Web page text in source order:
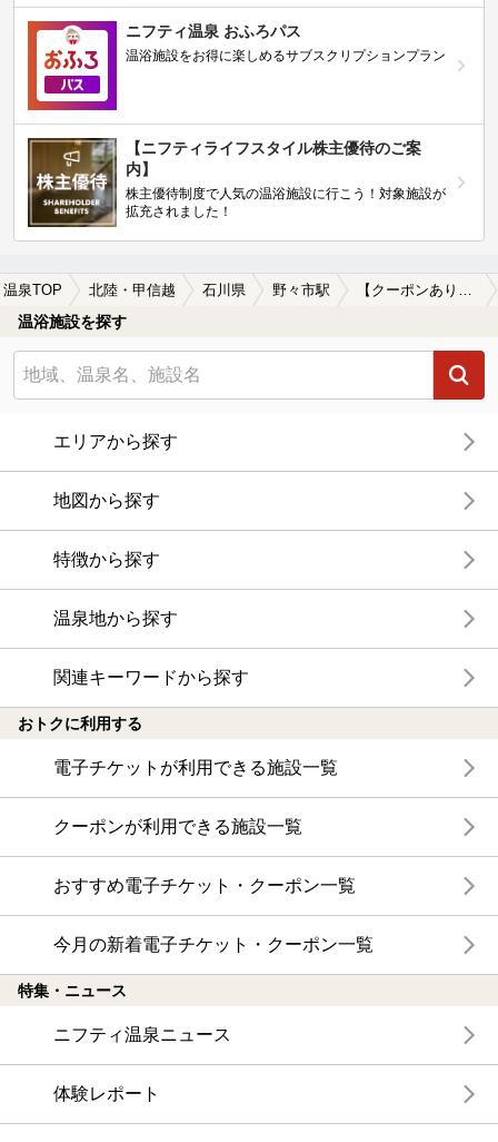
ニフティ温泉 おふろパス
温浴施設をお得に楽しめるサブスクリプションプラン
【ニフティライフスタイル株主優待のご案
内】
株主優待制度で人気の温浴施設に行こう！対象施設が
拡充されました！
温泉TOP 北陸・甲信越 石川県 野々市駅 【クーポンあり】水風呂が楽しめる野々市駅近くの温泉、日帰り温泉、スーパー銭湯おすすめ
温浴施設を探す
エリアから探す
地図から探す
特徴から探す
温泉地から探す
関連キーワードから探す
おトクに利用する
電子チケットが利用できる施設一覧
クーポンが利用できる施設一覧
おすすめ電子チケット・クーポン一覧
今月の新着電子チケット・クーポン一覧
特集・ニュース
ニフティ温泉ニュース
体験レポート